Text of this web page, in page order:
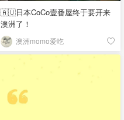
🇦🇺日本CoCo壹番屋终于要开来
澳洲了！
澳洲momo爱吃